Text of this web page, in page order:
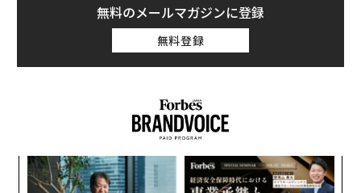
Fitbitの「400億円上場」が変えるウェアラブル業界の勢力地図
ウェアラブルで「従業員を管理する時代」が間もなく到来
advertisement
しかし、価格引き上げに関する挑発的なシュクレリの発
言に批判が殺到。これを問題視したヒラリー・クリント
ると、その翌日シュクリルはダラプリムの価格の引き下
無料のメールマガジンに登録
無料登録